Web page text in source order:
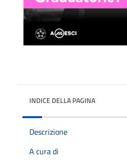
INDICE DELLA PAGINA
Descrizione
A cura di